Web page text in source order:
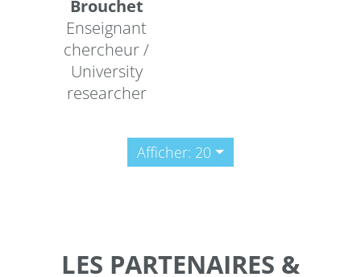
Brouchet
Enseignant
chercheur /
University
researcher
Afficher: 20
LES PARTENAIRES &